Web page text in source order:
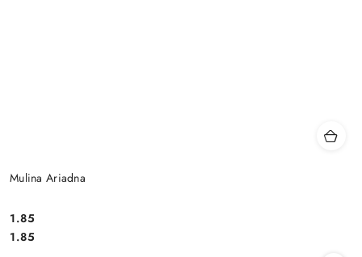
Mulina Ariadna
Cena:
1.85
Cena:
1.85